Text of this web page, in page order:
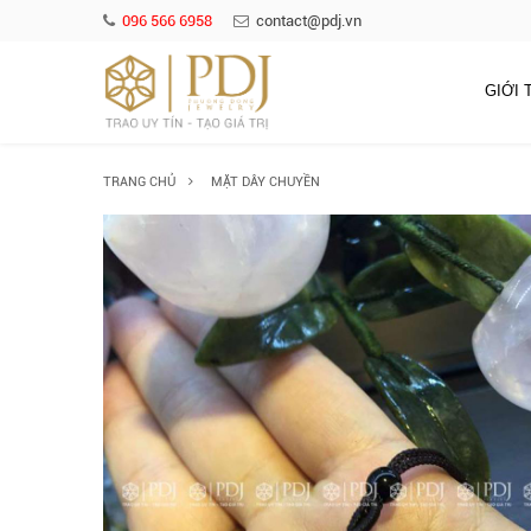
096 566 6958 contact@pdj.vn
GIỚI
TRANG CHỦ MẶT DÂY CHUYỀN